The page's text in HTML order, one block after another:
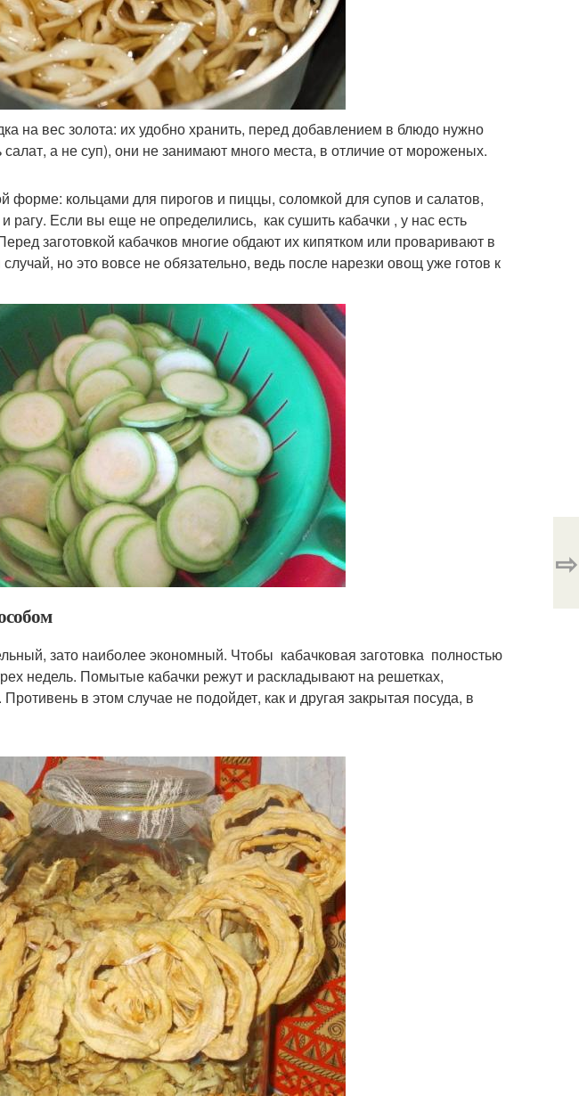
на вес золота: их удобно хранить, перед добавлением в блюдо нужно
салат, а не суп), они не занимают много места, в отличие от мороженых.
форме: кольцами для пирогов и пиццы, соломкой для супов и салатов,
рагу. Если вы еще не определились, как сушить кабачки , у нас есть
заготовкой кабачков многие обдают их кипятком или проваривают в
но это вовсе не обязательно, ведь после нарезки овощ уже готов к
зато наиболее экономный. Чтобы кабачковая заготовка полностью
недель. Помытые кабачки режут и раскладывают на решетках,
в этом случае не подойдет, как и другая закрытая посуда, в
⇨